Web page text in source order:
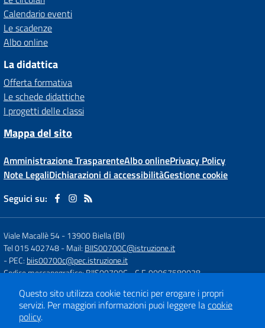
Calendario eventi
Le scadenze
Albo online
La didattica
Offerta formativa
Le schede didattiche
I progetti delle classi
Mappa del sito
Amministrazione TrasparenteAlbo onlinePrivacy Policy
Note LegaliDichiarazioni di accessibilitàGestione cookie
Seguici su:
Viale Macallè 54-13900 Biella (BI)
Tel 015 402748- Mail: BIIS00700C@istruzione.it
- PEC: biis00700c@pec.istruzione.it
Codice meccanografico: BIIS00700C- C.F. 90067580028
Concept & Design by
Designers Italia
Questo sito utilizza cookie tecnici per erogare i propri
servizi. Per maggiori informazioni puoi leggere lacookie
policy.